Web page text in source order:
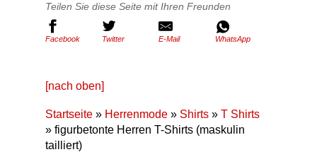
Teilen Sie diese Seite mit Ihren Freunden
Facebook Twitter E-Mail WhatsApp
[nach oben]
Startseite » Herrenmode » Shirts » T Shirts
» figurbetonte Herren T-Shirts (maskulin
tailliert)